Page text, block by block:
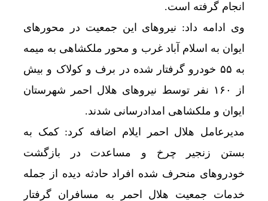
انجام گرفته است.
وی ادامه داد: نیروهای این جمعیت در محورهای
ایوان به اسلام آباد غرب و محور ملکشاهی به میمه
به ۵۵ خودرو گرفتار شده در برف و کولاک و بیش
از ۱۶۰ نفر توسط نیروهای هلال احمر شهرستان
ایوان و ملکشاهی امدادرسانی شدند.
مدیرعامل هلال احمر ایلام اضافه کرد: کمک به
بستن زنجیر چرخ و مساعدت در بازگشت
خودروهای منحرف شده افراد حادثه دیده از جمله
خدمات جمعیت هلال احمر به مسافران گرفتار